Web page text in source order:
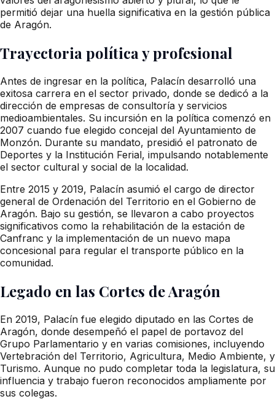
permitió dejar una huella significativa en la gestión pública
de Aragón.
Trayectoria política y profesional
Antes de ingresar en la política, Palacín desarrolló una
exitosa carrera en el sector privado, donde se dedicó a la
dirección de empresas de consultoría y servicios
medioambientales. Su incursión en la política comenzó en
2007 cuando fue elegido concejal del Ayuntamiento de
Monzón. Durante su mandato, presidió el patronato de
Deportes y la Institución Ferial, impulsando notablemente
el sector cultural y social de la localidad.
Entre 2015 y 2019, Palacín asumió el cargo de director
general de Ordenación del Territorio en el Gobierno de
Aragón. Bajo su gestión, se llevaron a cabo proyectos
significativos como la rehabilitación de la estación de
Canfranc y la implementación de un nuevo mapa
concesional para regular el transporte público en la
comunidad.
Legado en las Cortes de Aragón
En 2019, Palacín fue elegido diputado en las Cortes de
Aragón, donde desempeñó el papel de portavoz del
Grupo Parlamentario y en varias comisiones, incluyendo
Vertebración del Territorio, Agricultura, Medio Ambiente, y
Turismo. Aunque no pudo completar toda la legislatura, su
influencia y trabajo fueron reconocidos ampliamente por
sus colegas.